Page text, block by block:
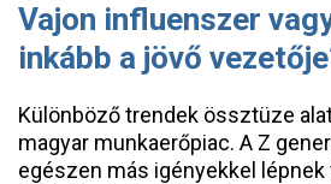
Vajon influenszer
inkább a jövő
Különböző trendek össztüze
magyar munkaerőpiac. A Z
egészen más igényekkel lépnek